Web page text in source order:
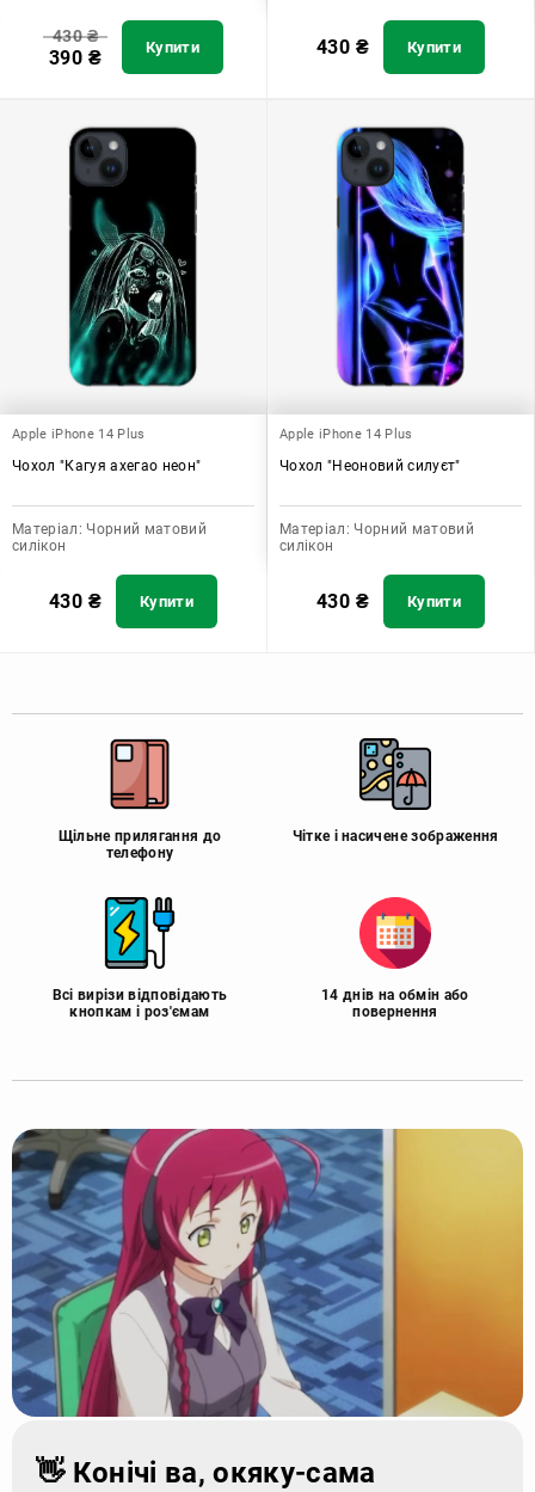
430₴
390 ₴ Купити 430 ₴ Купити
Apple iPhone 14 Plus
Чохол "Кагуя ахегао неон"
Матеріал: Чорний матовий
силікон
430 ₴ Купити
Apple iPhone 14 Plus
Чохол "Неоновий силуєт"
Матеріал: Чорний матовий
силікон
430 ₴ Купити
Щільне прилягання до
телефону
Чітке і насичене зображення
Всі вирізи відповідають
кнопкам і роз'ємам
14 днів на обмін або
повернення
👋 Конічі ва, окяку-сама